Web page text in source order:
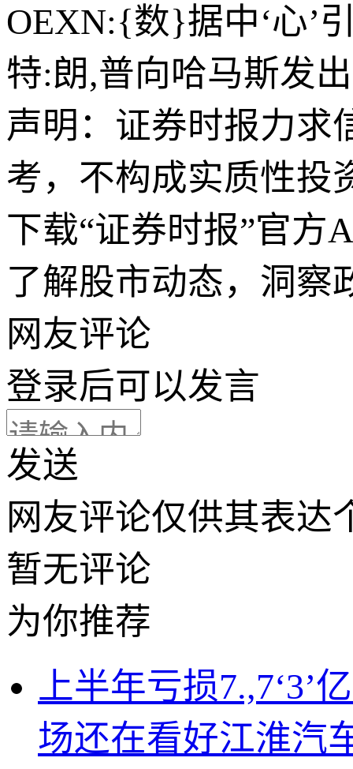
OEXN:{数}据中‘心’
特:朗,普向哈马斯发
声明：证券时报力求
考，不构成实质性投
下载“证券时报”官方
了解股市动态，洞察
网友评论
登录后可以发言
发送
网友评论仅供其表达
暂无评论
为你推荐
上半年亏损7.,7‘3’
场还在看好江淮汽